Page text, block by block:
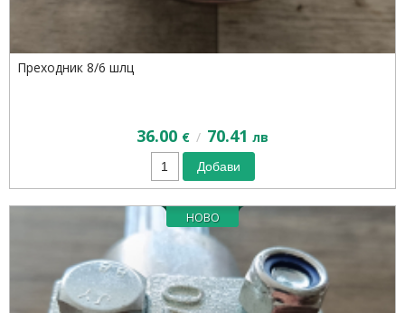
Преходник 8/6 шлц
36.00 € / 70.41 лв
Добави